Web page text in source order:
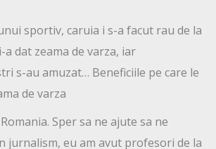
sportiv, caruia i s-a facut rau de la
a dat zeama de varza, iar
s-au amuzat… Beneficiile pe care le
de varza
Sper sa ne ajute sa ne
jurnalism, eu am avut profesori de la